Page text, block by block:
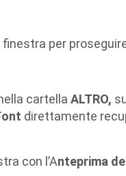
per
cartella ALTRO,
direttamente
con l’Anteprima